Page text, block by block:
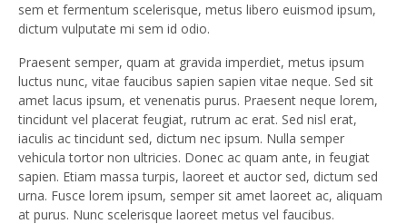
sem et fermentum scelerisque, metus libero euismod ipsum,
dictum vulputate mi sem id odio.
Praesent semper, quam at gravida imperdiet, metus ipsum
luctus nunc, vitae faucibus sapien sapien vitae neque. Sed sit
amet lacus ipsum, et venenatis purus. Praesent neque lorem,
tincidunt vel placerat feugiat, rutrum ac erat. Sed nisl erat,
iaculis ac tincidunt sed, dictum nec ipsum. Nulla semper
vehicula tortor non ultricies. Donec ac quam ante, in feugiat
sapien. Etiam massa turpis, laoreet et auctor sed, dictum sed
urna. Fusce lorem ipsum, semper sit amet laoreet ac, aliquam
at purus. Nunc scelerisque laoreet metus vel faucibus.